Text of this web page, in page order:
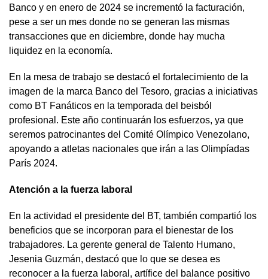
Banco y en enero de 2024 se incrementó la facturación,
pese a ser un mes donde no se generan las mismas
transacciones que en diciembre, donde hay mucha
liquidez en la economía.
En la mesa de trabajo se destacó el fortalecimiento de la
imagen de la marca Banco del Tesoro, gracias a iniciativas
como BT Fanáticos en la temporada del beisból
profesional. Este año continuarán los esfuerzos, ya que
seremos patrocinantes del Comité Olímpico Venezolano,
apoyando a atletas nacionales que irán a las Olimpíadas
París 2024.
Atención a la fuerza laboral
En la actividad el presidente del BT, también compartió los
beneficios que se incorporan para el bienestar de los
trabajadores. La gerente general de Talento Humano,
Jesenia Guzmán, destacó que lo que se desea es
reconocer a la fuerza laboral, artífice del balance positivo